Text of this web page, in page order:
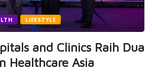
LIFESTYLE
and Clinics Raih Dua
Healthcare Asia